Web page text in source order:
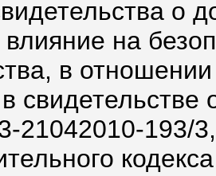
о
на
в
21042010-193/